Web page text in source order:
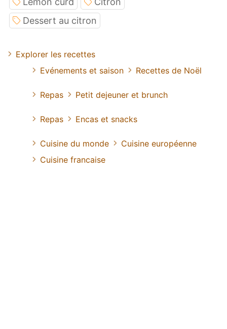
Dessert au citron
Explorer les recettes
Evénements et saison
Recettes de Noël
Repas Petit dejeuner et brunch
Repas Encas et snacks
Cuisine du monde
Cuisine européenne
Cuisine francaise